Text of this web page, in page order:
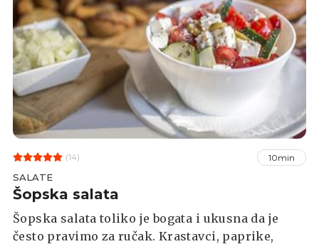
(14) 10min
SALATE
Šopska salata
Šopska salata toliko je bogata i ukusna da je
često pravimo za ručak. Krastavci, paprike,